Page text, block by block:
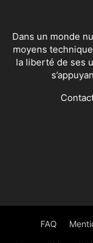
Dans un monde
moyens
la liberté de ses
FAQ